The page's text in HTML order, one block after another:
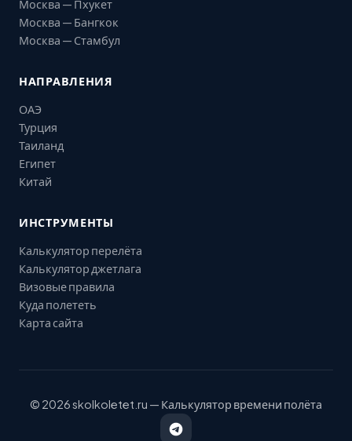
Москва — Пхукет
Москва — Бангкок
Москва — Стамбул
НАПРАВЛЕНИЯ
ОАЭ
Турция
Таиланд
Египет
Китай
ИНСТРУМЕНТЫ
Калькулятор перелёта
Калькулятор джетлага
Визовые правила
Куда полететь
Карта сайта
© 2026 skolkoletet.ru — Калькулятор времени полёта